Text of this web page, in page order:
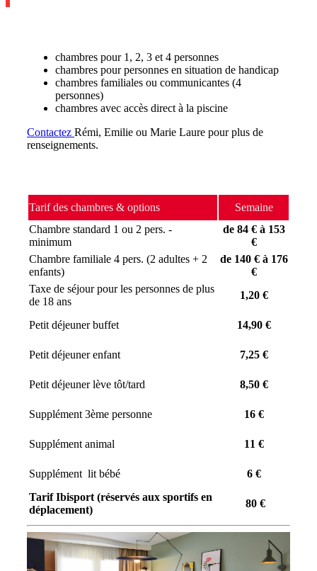
chambres pour 1, 2, 3 et 4 personnes
chambres pour personnes en situation de handicap
chambres familiales ou communicantes (4
personnes)
chambres avec accès direct à la piscine
Contactez Rémi, Emilie ou Marie Laure pour plus de
renseignements.
Tarif des chambres & options
Semaine
Chambre standard 1 ou 2 pers. -
minimum
de 84 € à 153
€
Chambre familiale 4 pers. (2 adultes + 2
enfants)
de 140 € à 176
€
Taxe de séjour pour les personnes de plus
de 18 ans
1,20 €
Petit déjeuner buffet 14,90 €
Petit déjeuner enfant 7,25 €
Petit déjeuner lève tôt/tard 8,50 €
Supplément 3ème personne 16 €
Supplément animal 11 €
Supplément lit bébé
6 €
Tarif Ibisport (réservés aux sportifs en
déplacement)
80 €